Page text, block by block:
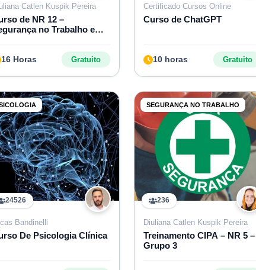
Catlen Kuspik Pereira
de NR 12 –
no Trabalho em
16 Horas Gratuito
Certificado Cursos Online
Curso de ChatGPT
10 horas Gratuito
24526
Bandinelli
De Psicologia Clínica
SEGURANÇA NO TRABALHO
236
Diuliana Catlen Kuspik Pereira
Treinamento CIPA – NR 5 –
Grupo 3